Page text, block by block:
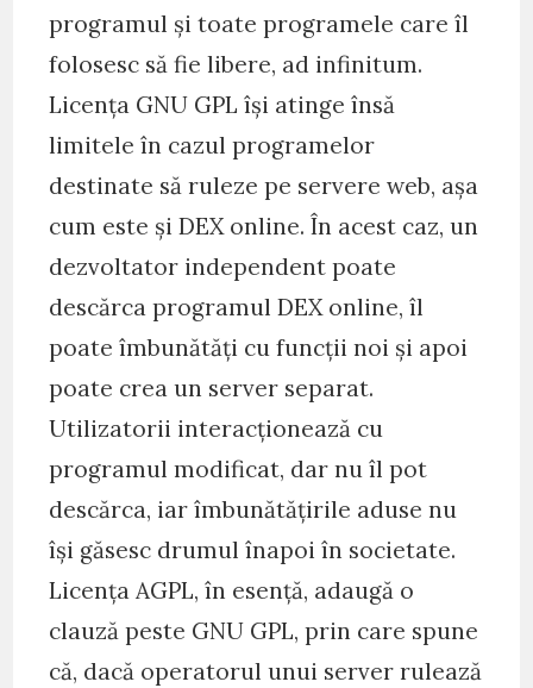
programul și toate programele care îl
folosesc să fie libere, ad infinitum.
Licența GNU GPL își atinge însă
limitele în cazul programelor
destinate să ruleze pe servere web, așa
cum este și DEX online. În acest caz, un
dezvoltator independent poate
descărca programul DEX online, îl
poate îmbunătăți cu funcții noi și apoi
poate crea un server separat.
Utilizatorii interacționează cu
programul modificat, dar nu îl pot
descărca, iar îmbunătățirile aduse nu
își găsesc drumul înapoi în societate.
Licența AGPL, în esență, adaugă o
clauză peste GNU GPL, prin care spune
că, dacă operatorul unui server rulează